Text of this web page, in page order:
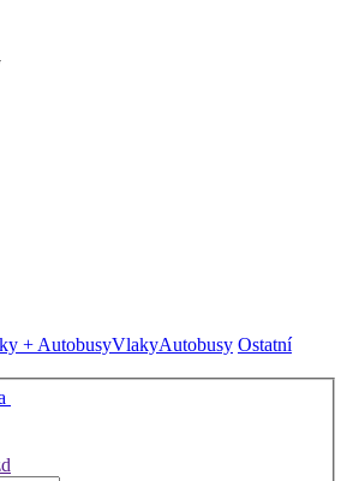
+ AutobusyVlakyAutobusy Ostatní